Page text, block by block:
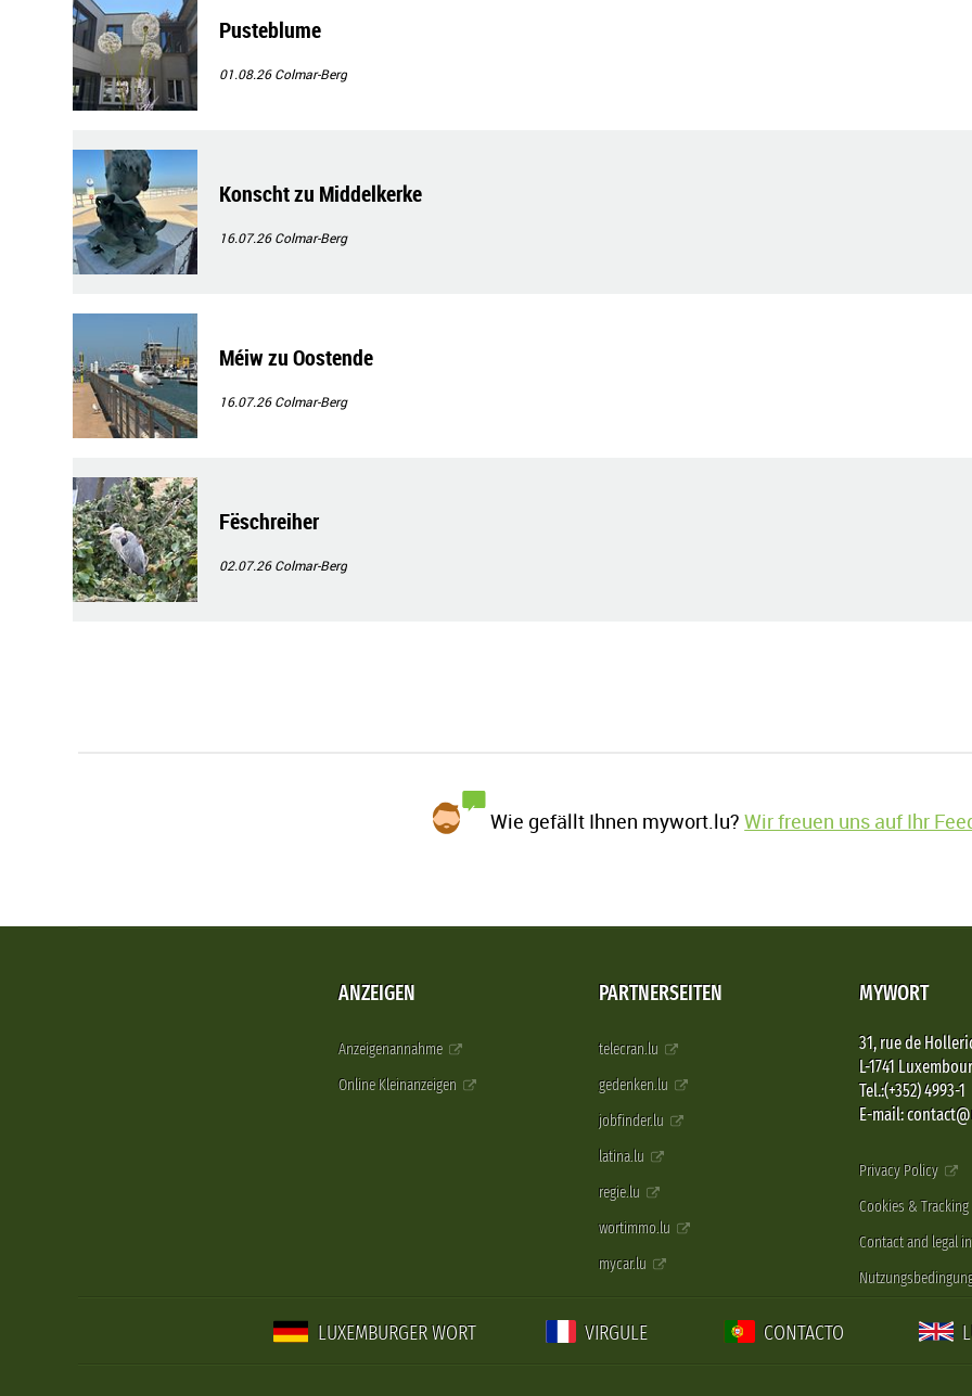
Pusteblume
01.08.26Colmar-Berg
Konscht zu Middelkerke
16.07.26Colmar-Berg
Méiw zu Oostende
16.07.26Colmar-Berg
Fëschreiher
02.07.26Colmar-Berg
Wie gefällt Ihnen mywort.lu?Wir freuen uns auf Ihr
ANZEIGEN
Anzeigenannahme
Online Kleinanzeigen
PARTNERSEITEN
telecran.lu
gedenken.lu
jobfinder.lu
latina.lu
regie.lu
wortimmo.lu
mycar.lu
MYWORT
31, rue de
L-1741
Tel.:(+352) 4993-1
E-mail:
Privacy Policy
Cookies & Tracking
Contact and legal
LUXEMBURGER WORT VIRGULE CONTACTO